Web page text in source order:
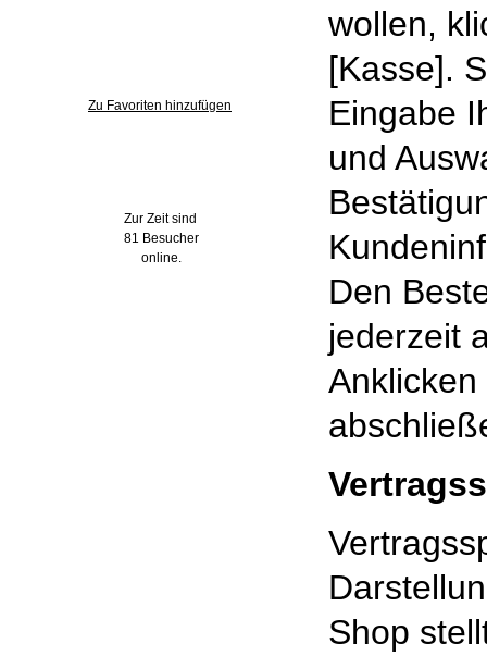
Zu Favoriten hinzufügen
Zur Zeit sind
81 Besucher
online.
wollen,
[Kasse].
Eingabe
und
Den
jederzeit
Shop